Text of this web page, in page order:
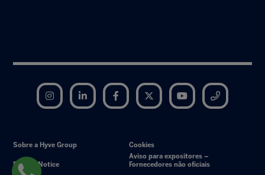
Instagram LinkedIn Facebook Twitter YouTube
Sobre a Hyve Group Cookies
Privacy Notice
Aviso para expositores –
Fornecedores não oficiais